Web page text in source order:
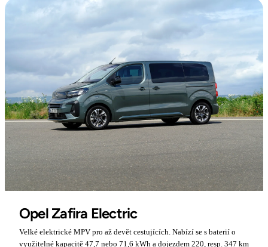
Opel Zafira Electric
Velké elektrické MPV pro až devět cestujících. Nabízí se s baterií o
využitelné kapacitě 47,7 nebo 71,6 kWh a dojezdem 220, resp. 347 km